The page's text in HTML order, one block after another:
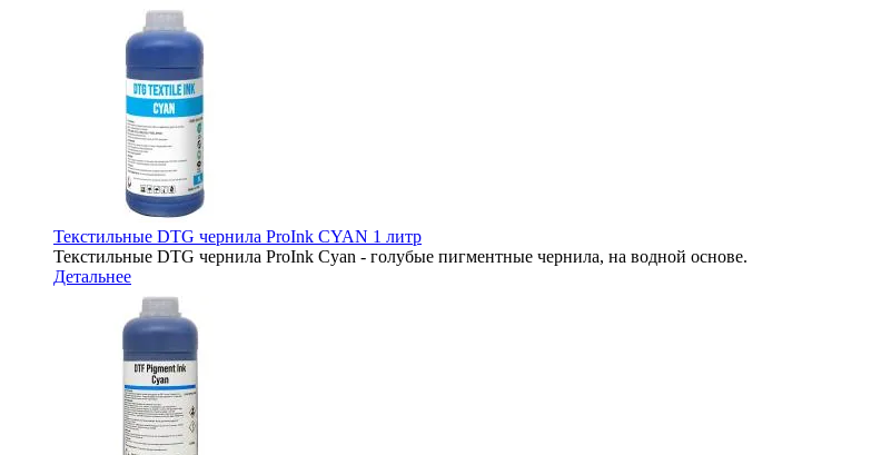
Текстильные DTG чернила ProInk CYAN 1 литр
Текстильные DTG чернила ProInk Cyan - голубые пигментные чернила, на водной основе.
Детальнее